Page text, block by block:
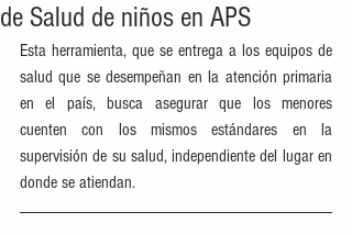
de Salud de niños en APS
Esta herramienta, que se entrega a los equipos de
salud que se desempeñan en la atención primaria
en el país, busca asegurar que los menores
cuenten con los mismos estándares en la
supervisión de su salud, independiente del lugar en
donde se atiendan.